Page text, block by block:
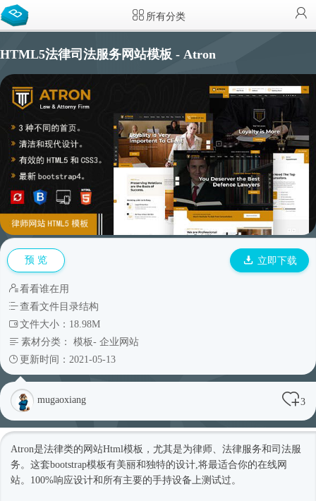
所有分类
HTML5法律司法服务网站模板 - Atron
预 览 立即下载
看看谁在用
查看文件目录结构
文件大小：18.98M
素材分类： 模板- 企业网站
更新时间：2021-05-13
mugaoxiang 3
Atron是法律类的网站Html模板 ，尤其是为律师、法律服务和司法服
务。这套bootstrap模板有美丽和独特的设计,将最适合你的在线网
站。100%响应设计和所有主要的手持设备上测试过。